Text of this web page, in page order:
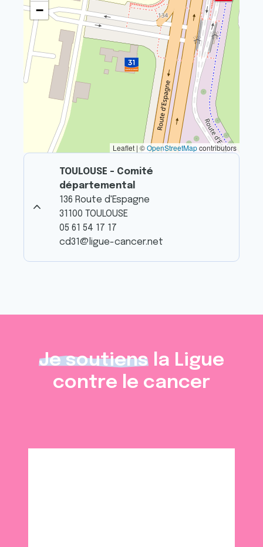
−
Leaflet | ©OpenStreetMapcontributors
TOULOUSE - Comité
départemental
136 Route d'Espagne
31100 TOULOUSE
05 61 54 17 17
cd31@ligue-cancer.net
Je soutiens la Ligue
contre le cancer